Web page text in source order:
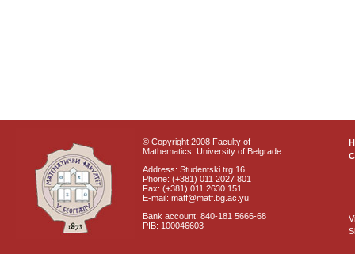
© Copyright 2008 Faculty of
Mathematics, University of Belgrade
Address: Studentski trg 16
Phone: (+381) 011 2027 801
Fax: (+381) 011 2630 151
E-mail: matf@matf.bg.ac.yu
Bank account: 840-181 5666-68
PIB: 100046603